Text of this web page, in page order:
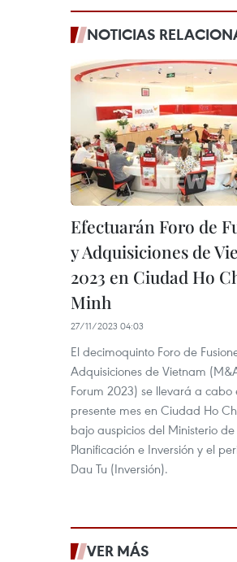
NOTICIAS
Efectuarán Foro de
y Adquisiciones de
2023 en Ciudad Ho
Minh
27/11/2023 04:03
El decimoquinto Foro de
Adquisiciones de Vietnam
Forum 2023) se llevará a cabo
presente mes en Ciudad Ho
bajo auspicios del Ministerio de
Planificación e Inversión y el
Dau Tu (Inversión).
VER MÁS